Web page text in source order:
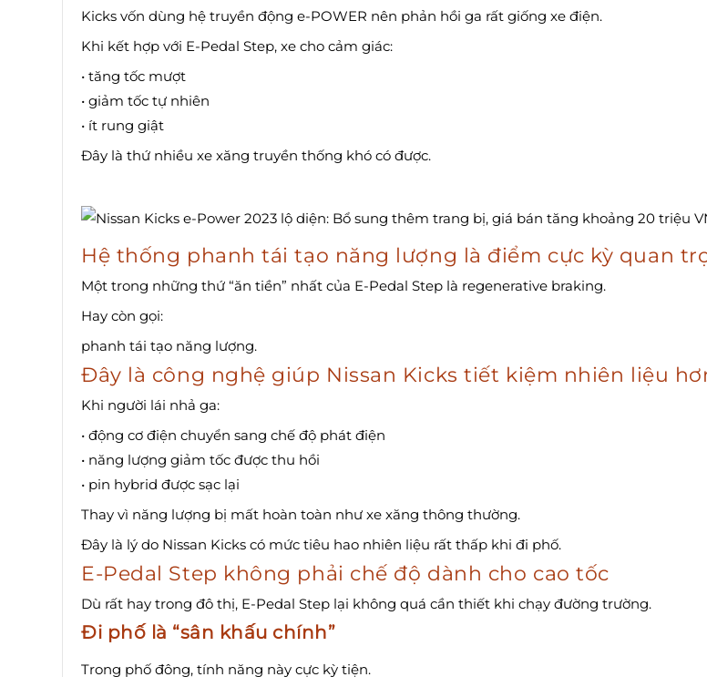
Kicks vốn dùng hệ truyền động e-POWER nên phản hồi ga rất giống xe điện.
Khi kết hợp với E-Pedal Step, xe cho cảm giác:
• tăng tốc mượt
• giảm tốc tự nhiên
• ít rung giật
Đây là thứ nhiều xe xăng truyền thống khó có được.
Hệ thống phanh tái tạo năng lượng là điểm cực kỳ quan
Một trong những thứ “ăn tiền” nhất của E-Pedal Step là regenerative braking.
Hay còn gọi:
phanh tái tạo năng lượng.
Đây là công nghệ giúp Nissan Kicks tiết kiệm nhiên liệu
Khi người lái nhả ga:
• động cơ điện chuyển sang chế độ phát điện
• năng lượng giảm tốc được thu hồi
• pin hybrid được sạc lại
Thay vì năng lượng bị mất hoàn toàn như xe xăng thông thường.
Đây là lý do Nissan Kicks có mức tiêu hao nhiên liệu rất thấp khi đi phố.
E-Pedal Step không phải chế độ dành cho cao tốc
Dù rất hay trong đô thị, E-Pedal Step lại không quá cần thiết khi chạy đường trường.
Đi phố là “sân khấu chính”
Trong phố đông, tính năng này cực kỳ tiện.